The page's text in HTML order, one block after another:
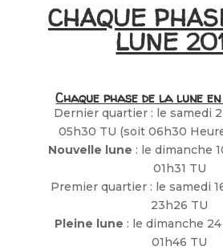
CHAQUE
LUNE
Chaque phase de la lune
Dernier quartier : le samedi
05h30 TU (soit 06h30
Nouvelle lune : le dimanche
01h31 TU
Premier quartier : le samedi
23h26 TU
Pleine lune : le dimanche
01h46 TU